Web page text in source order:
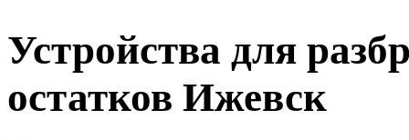
Устройства для
остатков Ижевск